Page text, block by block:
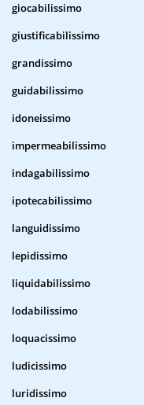
giocabilissimo
giustificabilissimo
grandissimo
guidabilissimo
idoneissimo
impermeabilissimo
indagabilissimo
ipotecabilissimo
languidissimo
lepidissimo
liquidabilissimo
lodabilissimo
loquacissimo
ludicissimo
luridissimo